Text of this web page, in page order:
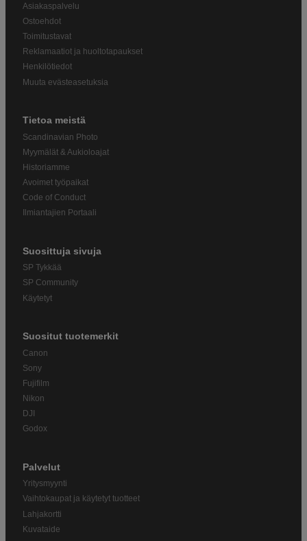
Asiakaspalvelu
Ostoehdot
Toimitustavat
Reklamaatiot ja huoltotapaukset
Henkilötiedot
Muuta evästeasetuksia
Tietoa meistä
Scandinavian Photo
Myymälät & Aukioloajat
Historiamme
Avoimet työpaikat
Code of Conduct
Ilmiantajien Portaali
Suosittuja sivuja
SP Tykkää
SP Community
Käytetyt
Suositut tuotemerkit
Canon
Sony
Fujifilm
Nikon
DJI
Godox
Palvelut
Yritysmyynti
Vaihtokaupat ja käytetyt tuotteet
Lahjakortti
Kuvataide